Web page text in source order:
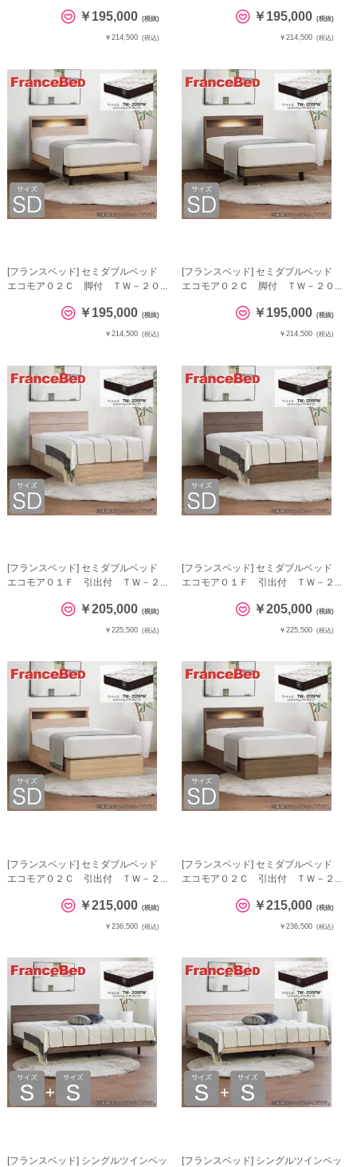
￥195,000 (税抜)
￥214,500 (税込)
￥195,000 (税抜)
￥214,500 (税込)
[フランスベッド] セミダブルベッド
エコモア０２Ｃ 脚付 ＴＷ－２０...
￥195,000 (税抜)
￥214,500 (税込)
[フランスベッド] セミダブルベッド
エコモア０２Ｃ 脚付 ＴＷ－２０...
￥195,000 (税抜)
￥214,500 (税込)
[フランスベッド] セミダブルベッド
エコモア０１Ｆ 引出付 ＴＷ－２...
￥205,000 (税抜)
￥225,500 (税込)
[フランスベッド] セミダブルベッド
エコモア０１Ｆ 引出付 ＴＷ－２...
￥205,000 (税抜)
￥225,500 (税込)
[フランスベッド] セミダブルベッド
エコモア０２Ｃ 引出付 ＴＷ－２...
￥215,000 (税抜)
￥236,500 (税込)
[フランスベッド] セミダブルベッド
エコモア０２Ｃ 引出付 ＴＷ－２...
￥215,000 (税抜)
￥236,500 (税込)
[フランスベッド] シングルツインベッ
[フランスベッド] シングルツインベッ